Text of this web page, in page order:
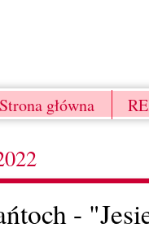
Strona główna
-